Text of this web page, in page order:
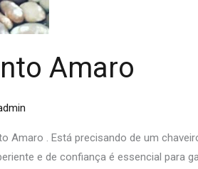
Amaro
Amaro . Está precisando de um
e de confiança é essencial para